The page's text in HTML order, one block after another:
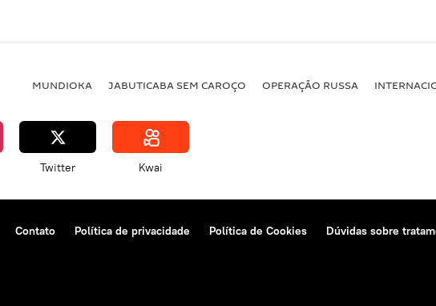
MUNDIOKA JABUTICABA SEM CAROÇO OPERAÇÃO RUSSA
Twitter Kwai
Contato Política de privacidade Política de Cookies Dúvidas sobre